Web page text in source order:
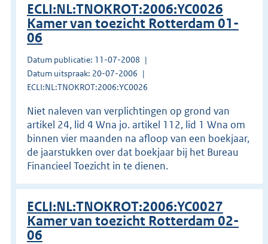
ECLI:NL:TNOKROT:2006:YC0026
Kamer van toezicht Rotterdam 01-
06
Datum publicatie: 11-07-2008
Datum uitspraak: 20-07-2006
ECLI:NL:TNOKROT:2006:YC0026
Niet naleven van verplichtingen op grond van
artikel 24, lid 4 Wna jo. artikel 112, lid 1 Wna om
binnen vier maanden na afloop van een boekjaar,
de jaarstukken over dat boekjaar bij het Bureau
Financieel Toezicht in te dienen.
ECLI:NL:TNOKROT:2006:YC0027
Kamer van toezicht Rotterdam 02-
06